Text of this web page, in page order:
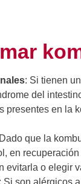
: Si tienen
del
presentes en la
que la
en
evitarla o elegir